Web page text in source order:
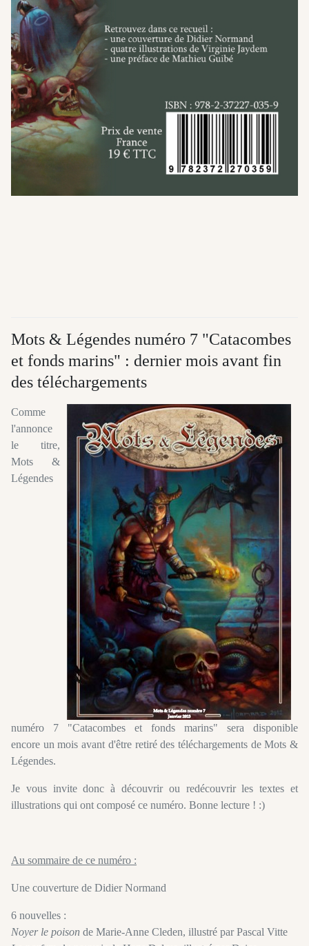
Mots & Légendes numéro 7 "Catacombes
et fonds marins" : dernier mois avant fin
des téléchargements
Comme
l'annonce
le titre,
Mots &
Légendes
numéro 7 "Catacombes et fonds marins" sera disponible
encore un mois avant d'être retiré des téléchargements de Mots &
Légendes.
Je vous invite donc à découvrir ou redécouvrir les textes et
illustrations qui ont composé ce numéro. Bonne lecture ! :)
Au sommaire de ce numéro :
Une couverture de Didier Normand
6 nouvelles :
Noyer le poison de Marie-Anne Cleden, illustré par Pascal Vitte